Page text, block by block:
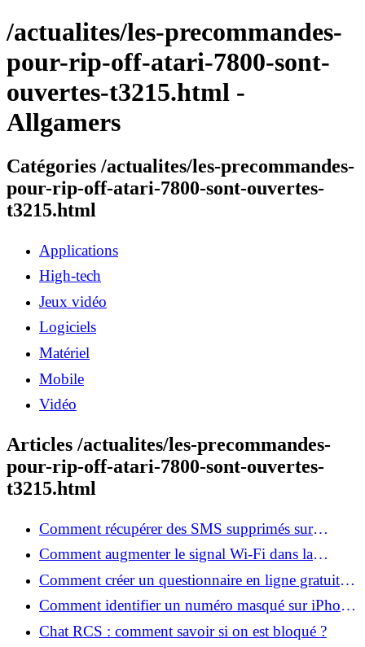
/actualites/les-precommandes-
pour-rip-off-atari-7800-sont-
ouvertes-t3215.html -
Allgamers
Catégories /actualites/les-precommandes-
pour-rip-off-atari-7800-sont-ouvertes-
t3215.html
Applications
High-tech
Jeux vidéo
Logiciels
Matériel
Mobile
Vidéo
Articles /actualites/les-precommandes-
pour-rip-off-atari-7800-sont-ouvertes-
t3215.html
Comment récupérer des SMS supprimés sur
Android gratuitement ?
Comment augmenter le signal Wi-Fi dans la
maison efficacement ?
Comment créer un questionnaire en ligne gratuit
facilement ?
Comment identifier un numéro masqué sur iPhone
dans le respect de la vie privée ?
Chat RCS : comment savoir si on est bloqué ?